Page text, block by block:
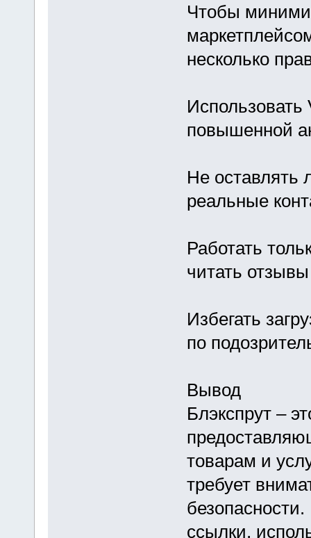
Чтобы
несколько
Использовать
повышенной
Не оставлять
реальные
Работать
читать
Избегать
по
Вывод
Блэкспрут –
товарам и
требует
безопасности.
ссылки,